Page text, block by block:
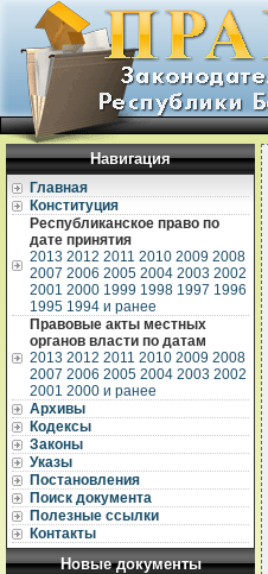
Навигация
Главная
Конституция
Республиканское право по
дате принятия
2013 2012 2011 2010 2009 2008
2007 2006 2005 2004 2003 2002
2001 2000 1999 1998 1997 1996
1995 1994 и ранее
Правовые акты местных
органов власти по датам
2013 2012 2011 2010 2009 2008
2007 2006 2005 2004 2003 2002
2001 2000 и ранее
Архивы
Кодексы
Законы
Указы
Постановления
Поиск документа
Полезные ссылки
Контакты
Новые документы